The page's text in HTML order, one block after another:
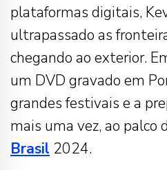
plataformas digitais,
ultrapassado as
chegando ao exterior.
um DVD gravado em
grandes festivais e a
mais uma vez, ao palco
Brasil 2024.